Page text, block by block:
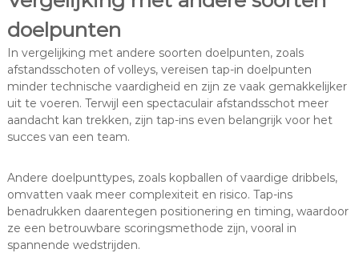
doelpunten
In vergelijking met andere soorten doelpunten, zoals
afstandsschoten of volleys, vereisen tap-in doelpunten
minder technische vaardigheid en zijn ze vaak gemakkelijker
uit te voeren. Terwijl een spectaculair afstandsschot meer
aandacht kan trekken, zijn tap-ins even belangrijk voor het
succes van een team.
Andere doelpunttypes, zoals kopballen of vaardige dribbels,
omvatten vaak meer complexiteit en risico. Tap-ins
benadrukken daarentegen positionering en timing, waardoor
ze een betrouwbare scoringsmethode zijn, vooral in
spannende wedstrijden.